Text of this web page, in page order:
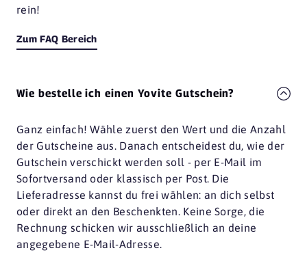
rein!
Zum FAQ Bereich
Wie bestelle ich einen Yovite Gutschein?
Ganz einfach! Wähle zuerst den Wert und die Anzahl
der Gutscheine aus. Danach entscheidest du, wie der
Gutschein verschickt werden soll - per E-Mail im
Sofortversand oder klassisch per Post. Die
Lieferadresse kannst du frei wählen: an dich selbst
oder direkt an den Beschenkten. Keine Sorge, die
Rechnung schicken wir ausschließlich an deine
angegebene E-Mail-Adresse.